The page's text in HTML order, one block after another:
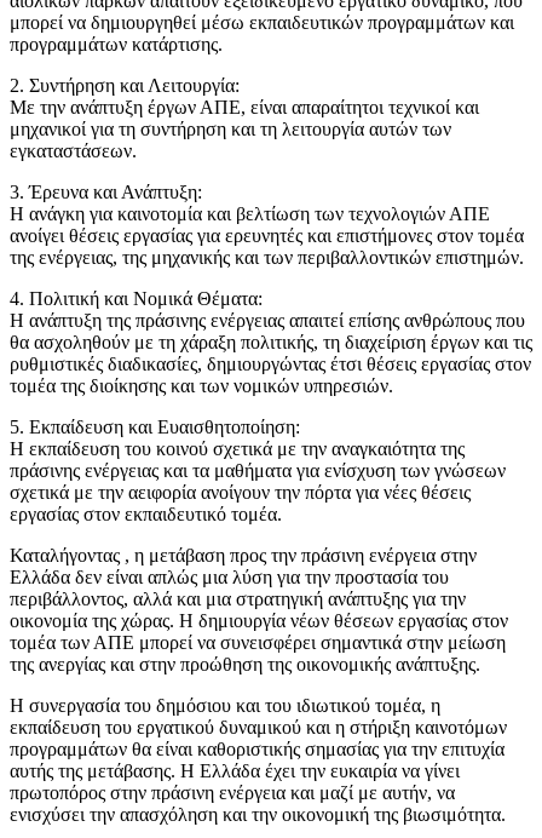
μπορεί να δημιουργηθεί μέσω εκπαιδευτικών προγραμμάτων και
προγραμμάτων κατάρτισης.
2. Συντήρηση και Λειτουργία:
Με την ανάπτυξη έργων ΑΠΕ, είναι απαραίτητοι τεχνικοί και
μηχανικοί για τη συντήρηση και τη λειτουργία αυτών των
εγκαταστάσεων.
3. Έρευνα και Ανάπτυξη:
Η ανάγκη για καινοτομία και βελτίωση των τεχνολογιών ΑΠΕ
ανοίγει θέσεις εργασίας για ερευνητές και επιστήμονες στον τομέα
της ενέργειας, της μηχανικής και των περιβαλλοντικών επιστημών.
4. Πολιτική και Νομικά Θέματα:
Η ανάπτυξη της πράσινης ενέργειας απαιτεί επίσης ανθρώπους που
θα ασχοληθούν με τη χάραξη πολιτικής, τη διαχείριση έργων και τις
ρυθμιστικές διαδικασίες, δημιουργώντας έτσι θέσεις εργασίας στον
τομέα της διοίκησης και των νομικών υπηρεσιών.
5. Εκπαίδευση και Ευαισθητοποίηση:
Η εκπαίδευση του κοινού σχετικά με την αναγκαιότητα της
πράσινης ενέργειας και τα μαθήματα για ενίσχυση των γνώσεων
σχετικά με την αειφορία ανοίγουν την πόρτα για νέες θέσεις
εργασίας στον εκπαιδευτικό τομέα.
Καταλήγοντας , η μετάβαση προς την πράσινη ενέργεια στην
Ελλάδα δεν είναι απλώς μια λύση για την προστασία του
περιβάλλοντος, αλλά και μια στρατηγική ανάπτυξης για την
οικονομία της χώρας. Η δημιουργία νέων θέσεων εργασίας στον
τομέα των ΑΠΕ μπορεί να συνεισφέρει σημαντικά στην μείωση
της ανεργίας και στην προώθηση της οικονομικής ανάπτυξης.
Η συνεργασία του δημόσιου και του ιδιωτικού τομέα, η
εκπαίδευση του εργατικού δυναμικού και η στήριξη καινοτόμων
προγραμμάτων θα είναι καθοριστικής σημασίας για την επιτυχία
αυτής της μετάβασης. Η Ελλάδα έχει την ευκαιρία να γίνει
πρωτοπόρος στην πράσινη ενέργεια και μαζί με αυτήν, να
ενισχύσει την απασχόληση και την οικονομική της βιωσιμότητα.